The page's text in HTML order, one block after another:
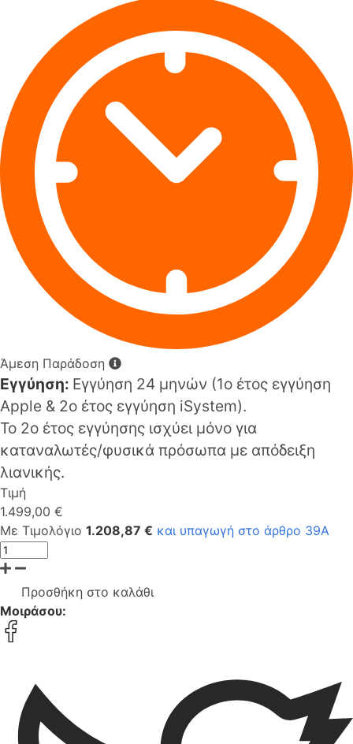
Άμεση Παράδοση
Εγγύηση: Εγγύηση 24 μηνών (1o έτος εγγύηση
Apple & 2ο έτος εγγύηση iSystem).
Το 2ο έτος εγγύησης ισχύει μόνο για
καταναλωτές/φυσικά πρόσωπα με απόδειξη
λιανικής.
Τιμή
1.499,00 €
Με Τιμολόγιο 1.208,87 € και υπαγωγή στο άρθρο 39Α
Προσθήκη στο καλάθι
Μοιράσου: